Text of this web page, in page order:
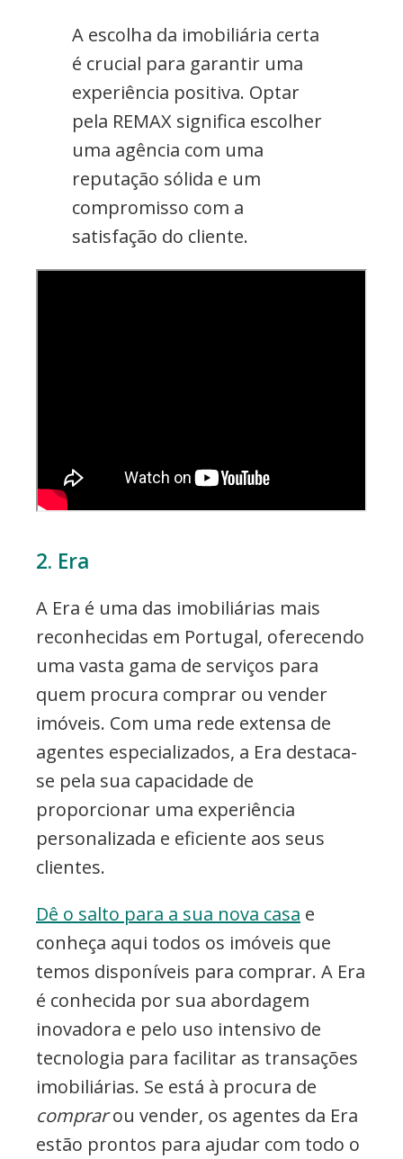
A escolha da imobiliária certa
é crucial para garantir uma
experiência positiva. Optar
pela REMAX significa escolher
uma agência com uma
reputação sólida e um
compromisso com a
satisfação do cliente.
2. Era
A Era é uma das imobiliárias mais
reconhecidas em Portugal, oferecendo
uma vasta gama de serviços para
quem procura comprar ou vender
imóveis. Com uma rede extensa de
agentes especializados, a Era destaca-
se pela sua capacidade de
proporcionar uma experiência
personalizada e eficiente aos seus
clientes.
Dê o salto para a sua nova casa e
conheça aqui todos os imóveis que
temos disponíveis para comprar. A Era
é conhecida por sua abordagem
inovadora e pelo uso intensivo de
tecnologia para facilitar as transações
imobiliárias. Se está à procura de
comprarou vender, os agentes da Era
estão prontos para ajudar com todo o